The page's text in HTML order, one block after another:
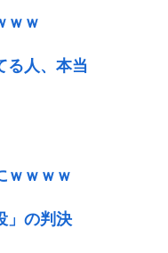
ｗｗ
る人、本当
ｗｗｗｗ
」の判決